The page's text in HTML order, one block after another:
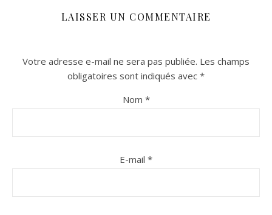
sur Instagram
sur Instagram
LAISSER UN COMMENTAIRE
Votre adresse e-mail ne sera pas publiée. Les champs
obligatoires sont indiqués avec *
Nom *
E-mail *